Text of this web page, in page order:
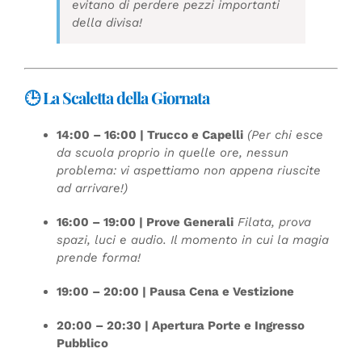
evitano di perdere pezzi importanti
della divisa!
🕒 La Scaletta della Giornata
14:00 – 16:00 | Trucco e Capelli (Per chi esce
da scuola proprio in quelle ore, nessun
problema: vi aspettiamo non appena riuscite
ad arrivare!)
16:00 – 19:00 | Prove Generali Filata, prova
spazi, luci e audio. Il momento in cui la magia
prende forma!
19:00 – 20:00 | Pausa Cena e Vestizione
20:00 – 20:30 | Apertura Porte e Ingresso
Pubblico